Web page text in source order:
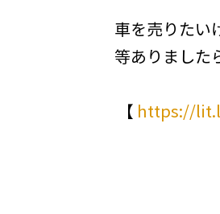
車を売りたい
等ありました
【 https://